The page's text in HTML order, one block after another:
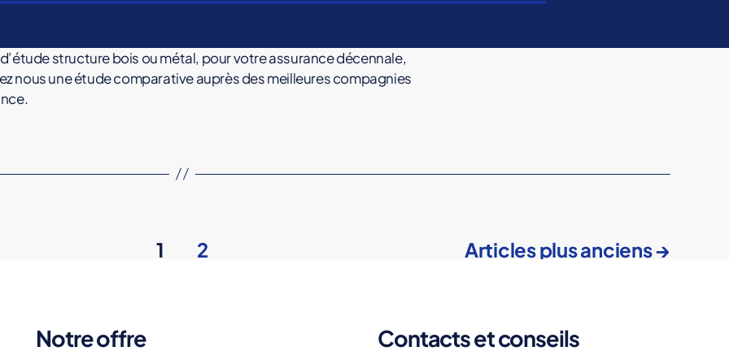
structure bois ou métal, pour votre assurance décennale,
nous une étude comparative auprès des meilleures compagnies
1 2 Articlesplus anciens→
Notre offre Contacts et conseils